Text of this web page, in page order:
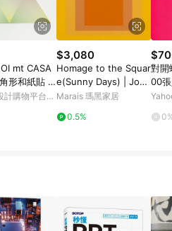
若於 LINE 購物前往 Pinkoi
成訂單，不符合導購資格；承
透過 LINE 購物前往 Pinkoi 頁
mt CASA
形和紙貼 /
計購物平台
$3,080
Homage to the Squar
e(Sunny Days) | Jose
f Albers - 銀色鋁框-中
Marais 瑪黑家居
0.5%
對開
00